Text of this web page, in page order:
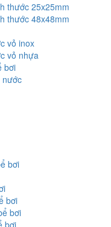
thước 25x25mm
thước 48x48mm
vỏ inox
vỏ nhựa
bơi
nước
bơi
bơi
bơi
bơi